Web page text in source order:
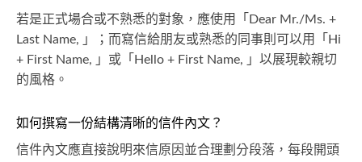
若是正式場合或不熟悉的對象，應使用「Dear Mr./Ms. +
Last Name, 」；而寫信給朋友或熟悉的同事則可以用「Hi
+ First Name, 」或「Hello + First Name, 」以展現較親切
的風格。
如何撰寫一份結構清晰的信件內文？
信件內文應直接說明來信原因並合理劃分段落，每段開頭